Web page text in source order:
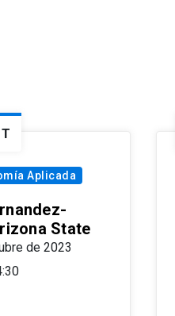
Aplicada
State
de 2023